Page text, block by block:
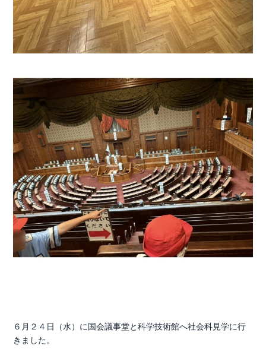
６月２４日（水）に国会議事堂と科学技術館へ社会科見学に行
きました。